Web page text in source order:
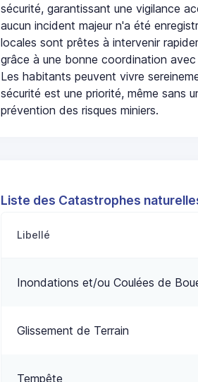
sécurité, garantissant une vigilance
aucun incident majeur n'a été
locales sont prêtes à intervenir
grâce à une bonne coordination
Les habitants peuvent vivre
sécurité est une priorité, même sans
prévention des risques miniers.
Liste des Catastrophes
Libellé
Inondations et/ou Coulées de
Glissement de Terrain
Tempête